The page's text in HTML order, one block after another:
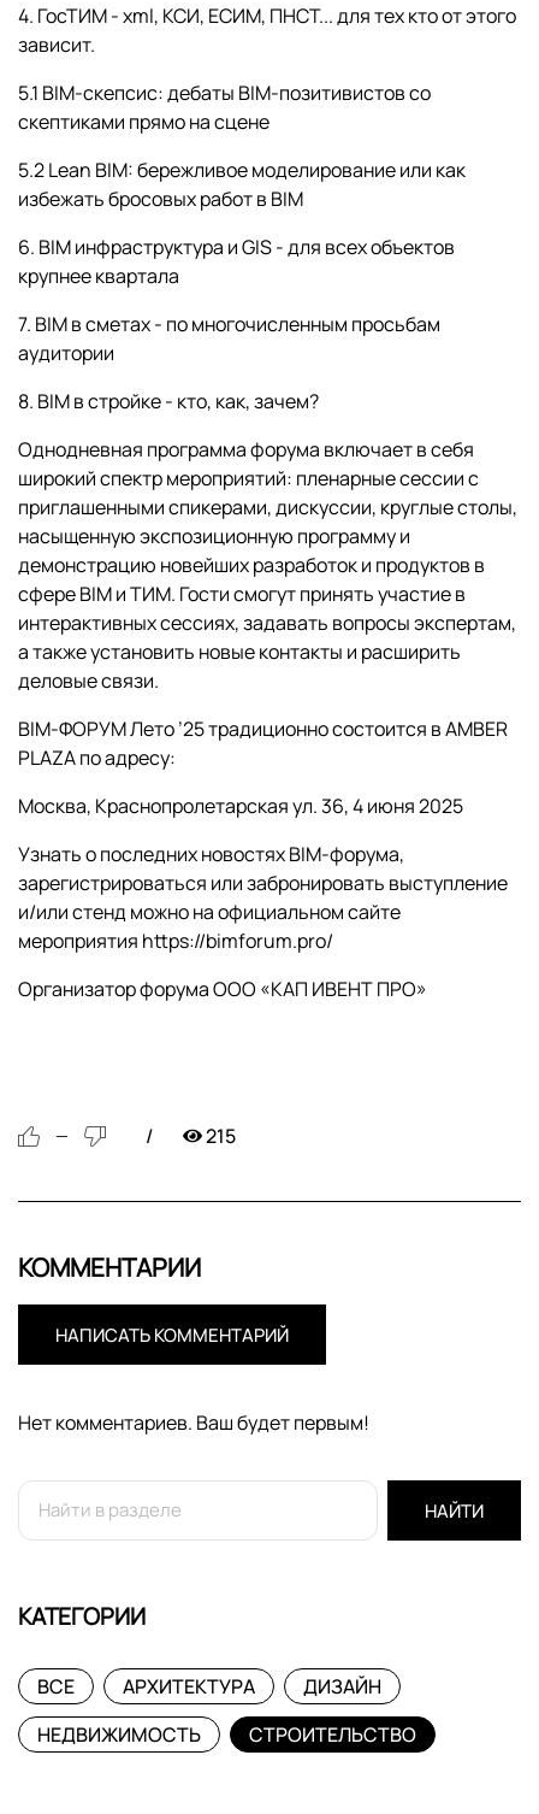
4. ГосТИМ - xml, КСИ, ЕСИМ, ПНСТ... для тех кто от этого
зависит.
5.1 BIM-скепсис: дебаты BIM-позитивистов со
скептиками прямо на сцене
5.2 Lean BIM: бережливое моделирование или как
избежать бросовых работ в BIM
6. BIM инфраструктура и GIS - для всех объектов
крупнее квартала
7. BIM в сметах - по многочисленным просьбам
аудитории
8. BIM в стройке - кто, как, зачем?
Однодневная программа форума включает в себя
широкий спектр мероприятий: пленарные сессии с
приглашенными спикерами, дискуссии, круглые столы,
насыщенную экспозиционную программу и
демонстрацию новейших разработок и продуктов в
сфере BIM и ТИМ. Гости смогут принять участие в
интерактивных сессиях, задавать вопросы экспертам,
а также установить новые контакты и расширить
деловые связи.
BIM-ФОРУМ Лето ’25 традиционно состоится в AMBER
PLAZA по адресу:
Москва, Краснопролетарская ул. 36, 4 июня 2025
Узнать о последних новостях BIM-форума,
зарегистрироваться или забронировать выступление
и/или стенд можно на официальном сайте
мероприятия https://bimforum.pro/
Организатор форума ООО «КАП ИВЕНТ ПРО»
— 215
КОММЕНТАРИИ
НАПИСАТЬ КОММЕНТАРИЙ
Нет комментариев. Ваш будет первым!
НАЙТИ
КАТЕГОРИИ
ВСЕ АРХИТЕКТУРА
ДИЗАЙН
НЕДВИЖИМОСТЬ
СТРОИТЕЛЬСТВО